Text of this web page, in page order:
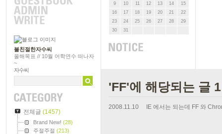
불친절한자수씨
올해목표 // 10월 어학연수 떠나자
~
자수씨
전체글 (1457)
Brand New! (28)
주절주절 (213)
9
10 11 12 13 14
15
16
17 18 19 20 21
22
23
24 25 26 27 28
29
30
31
'FF'에 해당되는 글
2008.11.10 IE 에서는 되는데 FF 와